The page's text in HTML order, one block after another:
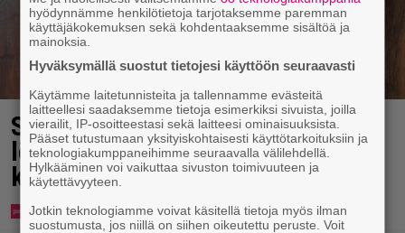
Syötkö perunoita näin? Tutkijat
löysivät yhteyden vakavaan
kansansairauteen
hyödynnämme henkilötietoja tarjotaksemme paremman
käyttäjäkokemuksen sekä kohdentaaksemme sisältöä ja
mainoksia.
Hyväksymällä suostut tietojesi käyttöön seuraavasti
Käytämme laitetunnisteita ja tallennamme evästeitä
laitteellesi saadaksemme tietoja esimerkiksi sivuista, joilla
vierailit, IP-osoitteestasi sekä laitteesi ominaisuuksista.
Pääset tutustumaan yksityiskohtaisesti käyttötarkoituksiin ja
teknologiakumppaneihimme seuraavalla välilehdellä.
Hylkääminen voi vaikuttaa sivuston toimivuuteen ja
käytettävyyteen.
Jotkin teknologiamme voivat käsitellä tietoja myös ilman
suostumusta, jos niillä on siihen oikeutettu peruste. Voit